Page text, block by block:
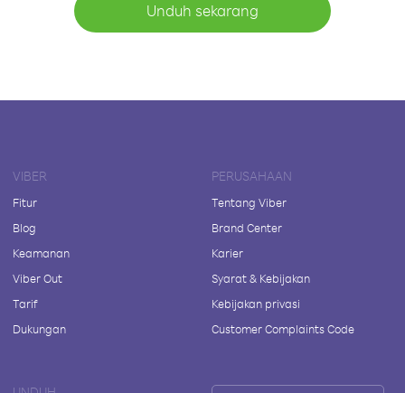
Unduh sekarang
VIBER
Fitur
Blog
Keamanan
Viber Out
Tarif
Dukungan
PERUSAHAAN
Tentang Viber
Brand Center
Karier
Syarat & Kebijakan
Kebijakan privasi
Customer Complaints Code